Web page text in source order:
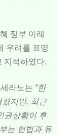
정부 아래
우려를 표명
지적하였다.
라노는 “한
지만, 최근
권상황이 후
는 헌법과 유